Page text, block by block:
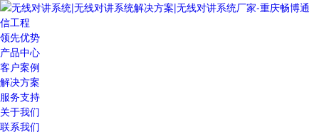
领先优势
产品中心
客户案例
解决方案
服务支持
关于我们
联系我们